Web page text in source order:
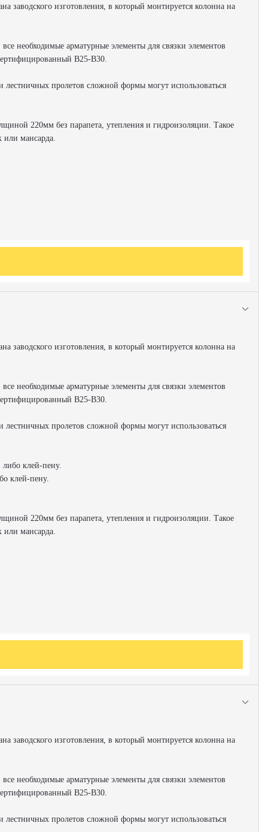
заводского изготовления, в который монтируется колонна на
необходимые арматурные элементы для связки элементов
В25-В30.
пролетов сложной формы могут использоваться
220мм без парапета, утепления и гидроизоляции. Такое
мансарда.
заводского изготовления, в который монтируется колонна на
необходимые арматурные элементы для связки элементов
В25-В30.
пролетов сложной формы могут использоваться
клей-пену.
клей-пену.
220мм без парапета, утепления и гидроизоляции. Такое
мансарда.
заводского изготовления, в который монтируется колонна на
необходимые арматурные элементы для связки элементов
В25-В30.
пролетов сложной формы могут использоваться